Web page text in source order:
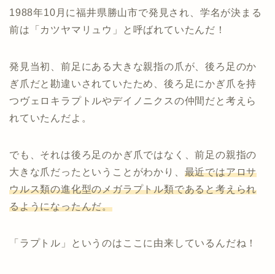
1988年10月に福井県勝山市で発見され、学名が決まる
前は「カツヤマリュウ」と呼ばれていたんだ！
発見当初、前足にある大きな親指の爪が、後ろ足のか
ぎ爪だと勘違いされていたため、後ろ足にかぎ爪を持
つヴェロキラプトルやデイノニクスの仲間だと考えら
れていたんだよ。
でも、それは後ろ足のかぎ爪ではなく、前足の親指の
大きな爪だったということがわかり、 最近ではアロサ
ウルス類の進化型のメガラプトル類であると考えられ
るようになったんだ。
「ラプトル」というのはここに由来しているんだね！